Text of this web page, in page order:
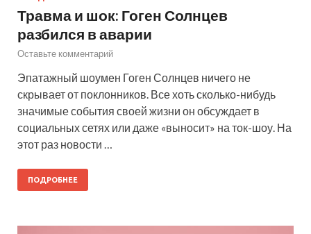
Травма и шок: Гоген Солнцев
разбился в аварии
Оставьте комментарий
Эпатажный шоумен Гоген Солнцев ничего не
скрывает от поклонников. Все хоть сколько-нибудь
значимые события своей жизни он обсуждает в
социальных сетях или даже «выносит» на ток-шоу. На
этот раз новости …
ПОДРОБНЕЕ